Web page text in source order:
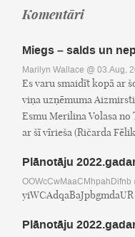
Komentāri
Miegs – salds un
Marilyn Wallace @ 03.Aug,
Es varu smaidīt kopā ar
viņa uzņēmuma
Esmu Merilina Volasa no
ar šī vīrieša (Ričarda
Plānotāju
OOWcCwMaaCMhpahDifnb
yiWCAdqaBaJpbgmdaUR
Plānotāju